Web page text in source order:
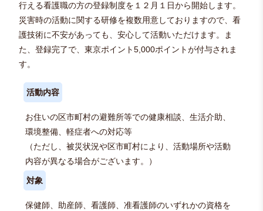
行える看護職の方の登録制度を１２月１日から開始します。
災害時の活動に関する研修を複数用意しておりますので、看
護技術に不安があっても、安心して活動いただけます。ま
た、登録完了で、東京ポイント5,000ポイントが付与されま
す。
活動内容
お住いの区市町村の避難所等での健康相談、生活介助、
環境整備、軽症者への対応等
（ただし、被災状況や区市町村により、活動場所や活動
内容が異なる場合がございます。）
対象
保健師、助産師、看護師、准看護師のいずれかの資格を